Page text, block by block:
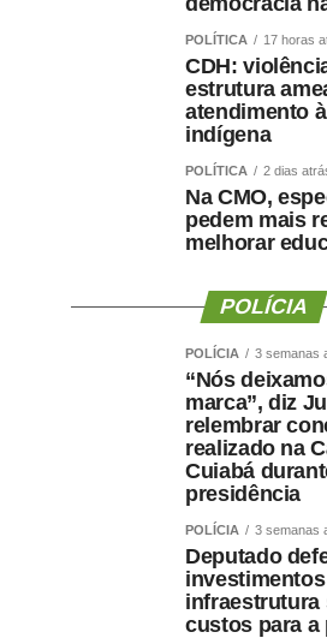
POLÍTICA 17 horas
CDH:
estrutura
atendimento
indígena
POLÍTICA 2 dias
Na CMO,
pedem mais
melhorar
POLÍCIA
POLÍCIA 3 semanas
“Nós
marca”, diz
relembrar
realizado na
Cuiabá
presidência
POLÍCIA 3 semanas
Deputado
infraestrutura
custos para a